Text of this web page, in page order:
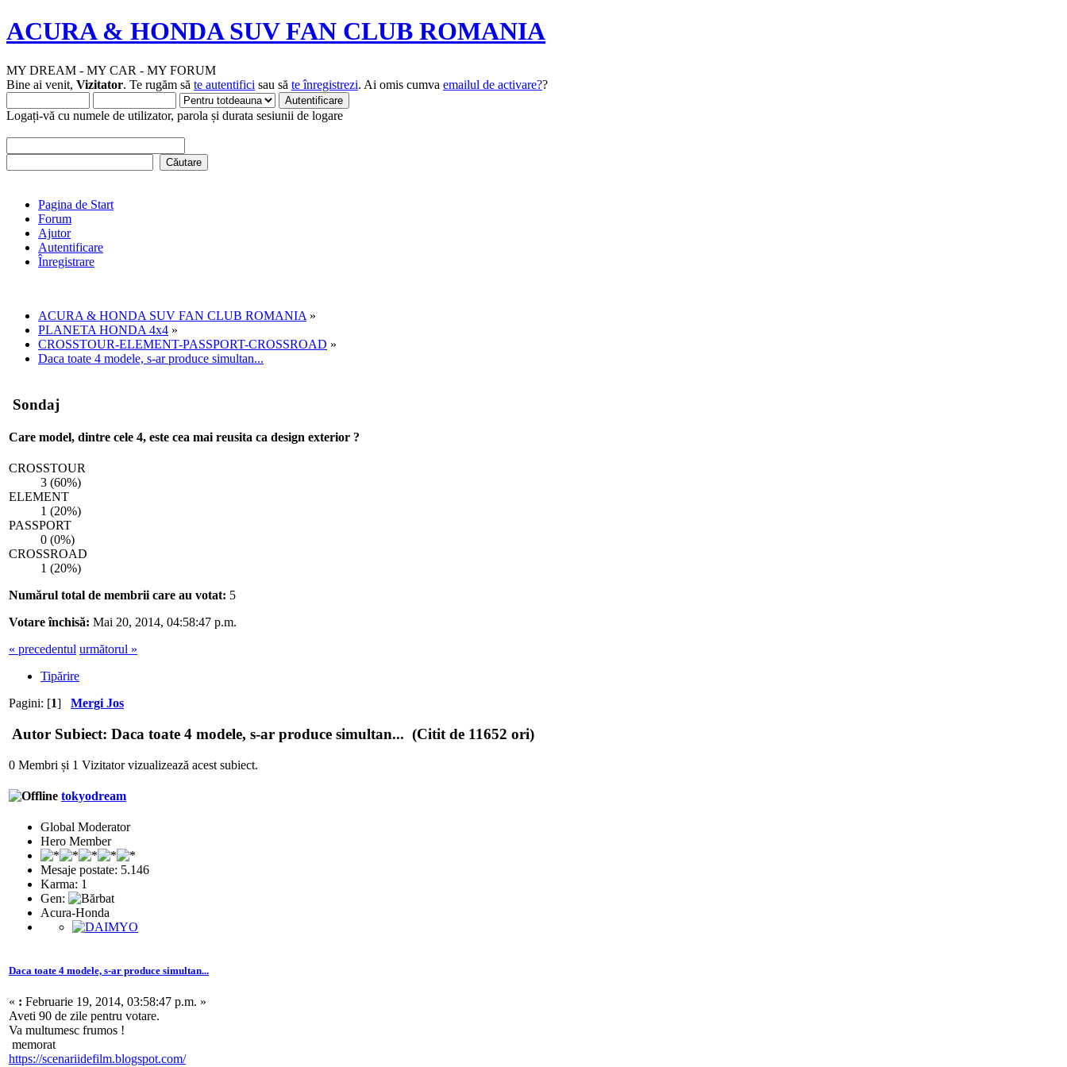
ACURA & HONDA SUV FAN CLUB ROMANIA
MY DREAM - MY CAR - MY FORUM
Bine ai venit, Vizitator. Te rugăm să te autentifici sau să te înregistrezi. Ai omis cumva emailul de activare??
Logați-vă cu numele de utilizator, parola și durata sesiunii de logare
Pagina de Start
Forum
Ajutor
Autentificare
Înregistrare
ACURA & HONDA SUV FAN CLUB ROMANIA »
PLANETA HONDA 4x4 »
CROSSTOUR-ELEMENT-PASSPORT-CROSSROAD »
Daca toate 4 modele, s-ar produce simultan...
Sondaj
Care model, dintre cele 4, este cea mai reusita ca design exterior ?
CROSSTOUR
3 (60%)
ELEMENT
1 (20%)
PASSPORT
0 (0%)
CROSSROAD
1 (20%)
Numărul total de membrii care au votat: 5
Votare închisă: Mai 20, 2014, 04:58:47 p.m.
« precedentul următorul »
Tipărire
Pagini: [1] Mergi Jos
Autor Subiect: Daca toate 4 modele, s-ar produce simultan... (Citit de 11652 ori)
0 Membri și 1 Vizitator vizualizează acest subiect.
tokyodream
Global Moderator
Hero Member
Mesaje postate: 5.146
Karma: 1
Gen:
Acura-Honda
Daca toate 4 modele, s-ar produce simultan...
« : Februarie 19, 2014, 03:58:47 p.m. »
Aveti 90 de zile pentru votare.
Va multumesc frumos !
memorat
https://scenariidefilm.blogspot.com/